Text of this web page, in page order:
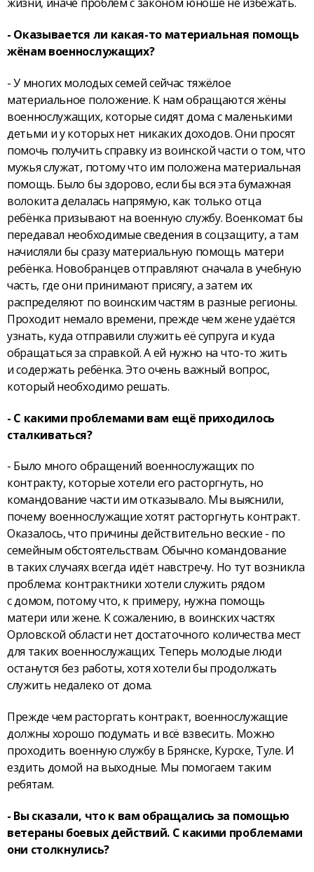
- Оказывается ли какая-то материальная помощь
жёнам военнослужащих?
- У многих молодых семей сейчас тяжёлое
материальное положение. К нам обращаются жёны
военнослужащих, которые сидят дома с маленькими
детьми и у которых нет никаких доходов. Они просят
помочь получить справку из воинской части о том, что
мужья служат, потому что им положена материальная
помощь. Было бы здорово, если бы вся эта бумажная
волокита делалась напрямую, как только отца
ребёнка призывают на военную службу. Военкомат бы
передавал необходимые сведения в соцзащиту, а там
начисляли бы сразу материальную помощь матери
ребёнка. Новобранцев отправляют сначала в учебную
часть, где они принимают присягу, а затем их
распределяют по воинским частям в разные регионы.
Проходит немало времени, прежде чем жене удаётся
узнать, куда отправили служить её супруга и куда
обращаться за справкой. А ей нужно на что-то жить
и содержать ребёнка. Это очень важный вопрос,
который необходимо решать.
- С какими проблемами вам ещё приходилось
сталкиваться?
- Было много обращений военнослужащих по
контракту, которые хотели его расторгнуть, но
командование части им отказывало. Мы выяснили,
почему военнослужащие хотят расторгнуть контракт.
Оказалось, что причины действительно веские - по
семейным обстоятельствам. Обычно коман­дование
в таких случаях всегда идёт навстречу. Но тут возникла
проблема: контрактники хотели служить рядом
с домом, потому что, к примеру, нужна помощь
матери или жене. К сожалению, в воинских частях
Орловской области нет достаточного количества мест
для таких военнослужащих. Теперь молодые люди
останутся без работы, хотя хотели бы продолжать
служить недалеко от дома.
Прежде чем расторгать контракт, военнослужащие
должны хорошо подумать и всё взвесить. Можно
проходить военную службу в Брянске, Курске, Туле. И
ездить домой на выходные. Мы помогаем таким
ребятам.
- Вы сказали, что к вам обращались за помощью
ветераны боевых действий. С какими проблемами
они столкнулись?